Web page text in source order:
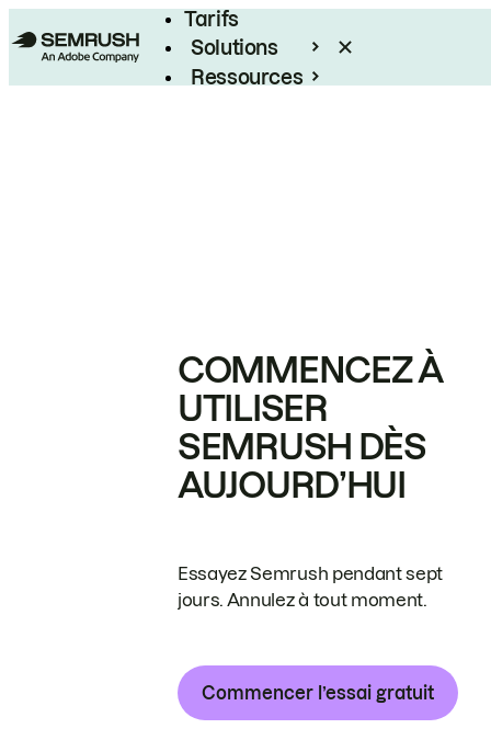
Tarifs
Solutions
Ressources
COMMENCEZ À
UTILISER
SEMRUSH DÈS
AUJOURD’HUI
Essayez Semrush pendant sept
jours. Annulez à tout moment.
Commencer l’essai gratuit